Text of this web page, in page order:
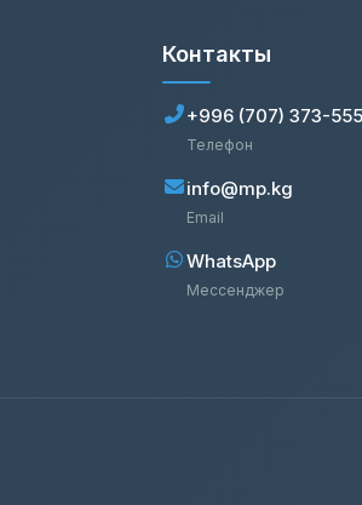
Контакты
+996 (707) 373-555
Телефон
info@mp.kg
Email
WhatsApp
Мессенджер